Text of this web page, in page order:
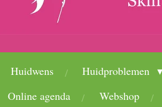
Huidwens Huidproblemen
Online agenda
Webshop